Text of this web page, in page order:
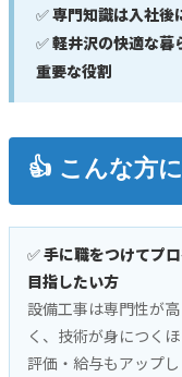
✅専門知識は入社後
✅軽井沢の快適な暮
重要な役割
👍 こんな方
✅手に職をつけてプ
目指したい方
設備工事は専門性が高
く、技術が身につく
評価・給与もアップし